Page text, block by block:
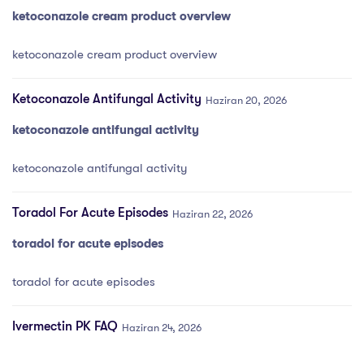
ketoconazole cream product overview
ketoconazole cream product overview
Ketoconazole Antifungal Activity Haziran 20, 2026
ketoconazole antifungal activity
ketoconazole antifungal activity
Toradol For Acute Episodes Haziran 22, 2026
toradol for acute episodes
toradol for acute episodes
Ivermectin PK FAQ Haziran 24, 2026